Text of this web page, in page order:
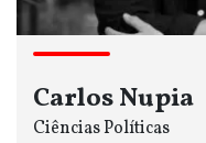
Carlos Nupia
Ciências Políticas